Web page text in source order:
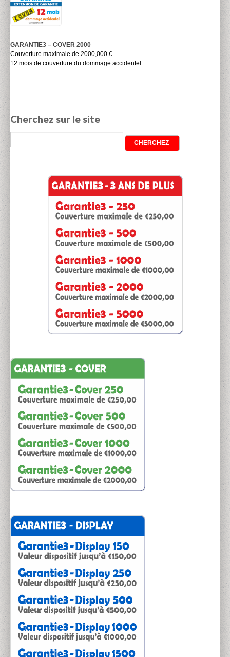
GARANTIE3 – COVER 2000
Couverture maximale de 2000,000 €
12 mois de couverture du dommage accidentel
Cherchez sur le site